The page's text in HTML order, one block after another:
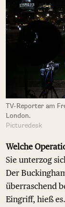
TV-Reporter am
London.
Picturedesk
Welche
Sie unterzog
Der
überraschend
Eingriff, hieß